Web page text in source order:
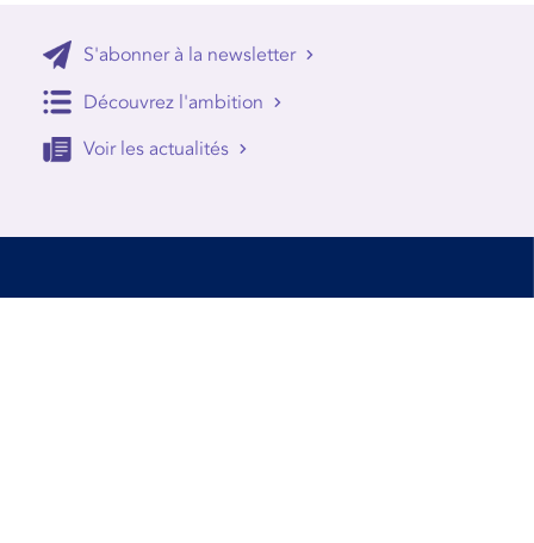
S'abonner à la newsletter
Découvrez l'ambition
Voir les actualités